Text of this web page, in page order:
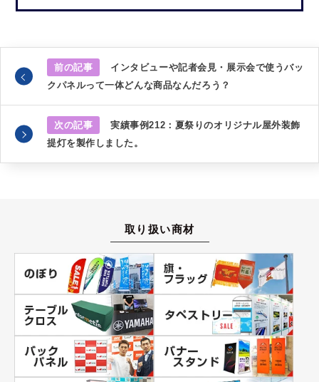
前の記事
インタビューや記者会見・展示会で使うバッ
クパネルって一体どんな商品なんだろう？
次の記事
実績事例212：夏祭りのオリジナル屋外装飾
提灯を製作しました。
取り扱い商材